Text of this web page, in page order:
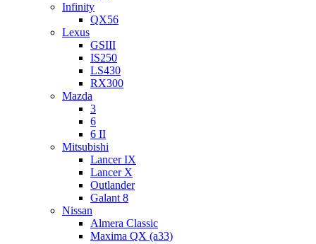
Infinity
QX56
Lexus
GSIII
IS250
LS430
RX300
Mazda
3
6
6 II
Mitsubishi
Lancer IX
Lancer X
Outlander
Galant 8
Nissan
Almera Classic
Maxima QX (a33)